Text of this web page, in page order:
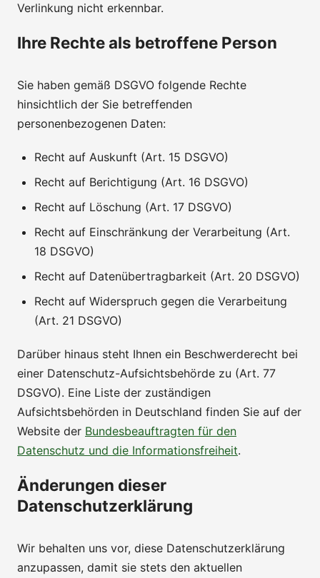
Verlinkung nicht erkennbar.
Ihre Rechte als betroffene Person
Sie haben gemäß DSGVO folgende Rechte
hinsichtlich der Sie betreffenden
personenbezogenen Daten:
Recht auf Auskunft (Art. 15 DSGVO)
Recht auf Berichtigung (Art. 16 DSGVO)
Recht auf Löschung (Art. 17 DSGVO)
Recht auf Einschränkung der Verarbeitung (Art.
18 DSGVO)
Recht auf Datenübertragbarkeit (Art. 20 DSGVO)
Recht auf Widerspruch gegen die Verarbeitung
(Art. 21 DSGVO)
Darüber hinaus steht Ihnen ein Beschwerderecht bei
einer Datenschutz-Aufsichtsbehörde zu (Art. 77
DSGVO). Eine Liste der zuständigen
Aufsichtsbehörden in Deutschland finden Sie auf der
Website der Bundesbeauftragten für den
Datenschutz und die Informationsfreiheit.
Änderungen dieser
Datenschutzerklärung
Wir behalten uns vor, diese Datenschutzerklärung
anzupassen, damit sie stets den aktuellen